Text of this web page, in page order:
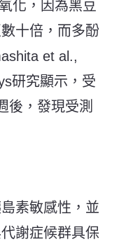
化，因為黑豆
十倍，而多酚
et al.,
研究顯示，受
後，發現受測
素敏感性，並
謝症候群具保